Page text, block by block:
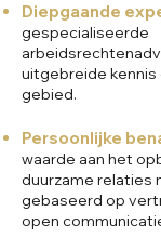
Diepgaande
gespecialiseerde
uitgebreide kennis
gebied.
Persoonlijke
waarde aan het
duurzame relaties
gebaseerd op
open